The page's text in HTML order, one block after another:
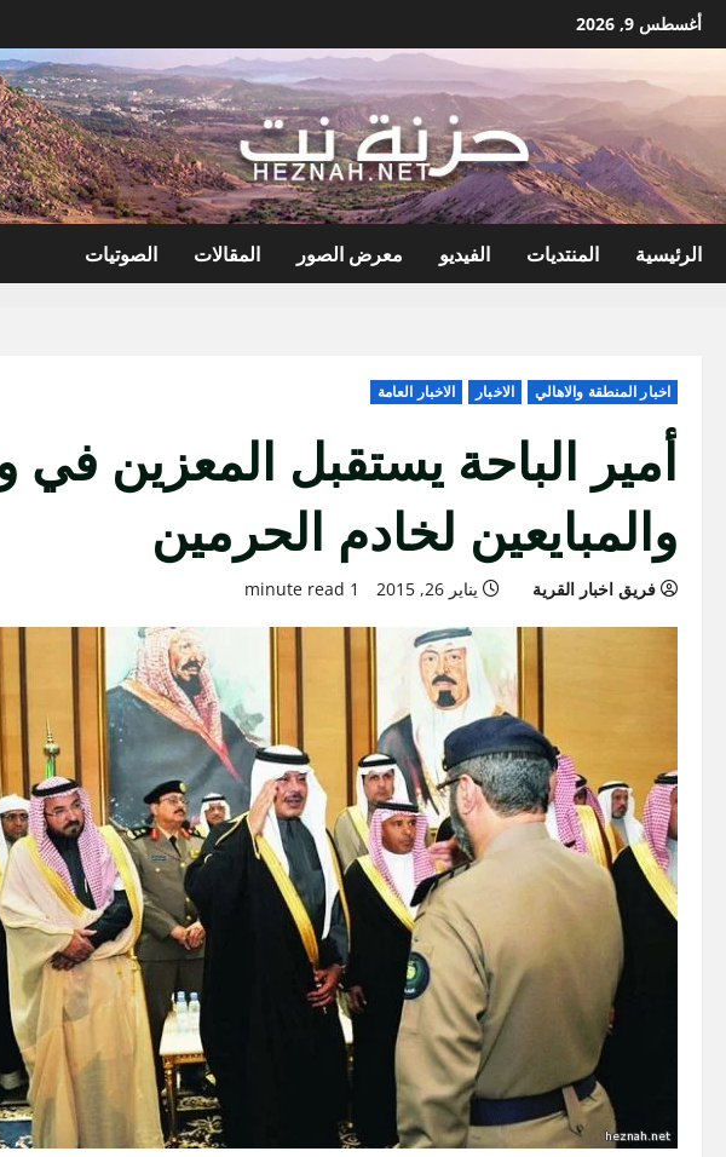
انتقل
إلى
أغسطس 9, 2026
الرئيسية المنتديات الفيديو معرض الصور المقالات الصوتيات
اخبار المنطقة والاهالي الاخبار الاخبار العامة
أمير الباحة يستقبل المعزين في
والمبايعين لخادم الحرمين
فريق اخبار القرية يناير 26, 2015 1 minute read